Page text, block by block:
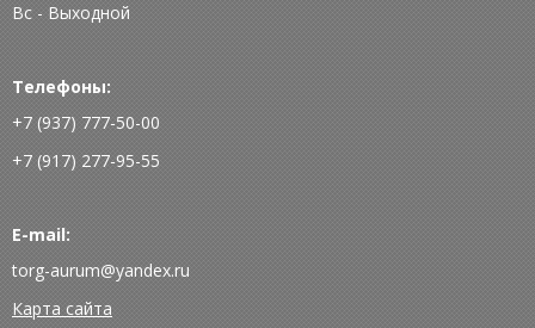
Вс - Выходной
Телефоны:
+7 (937) 777-50-00
+7 (917) 277-95-55
E-mail:
torg-aurum@yandex.ru
Карта сайта